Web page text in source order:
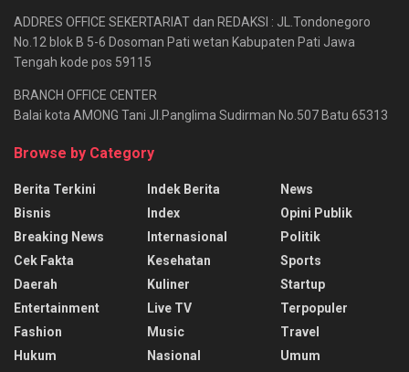
ADDRES OFFICE SEKERTARIAT dan REDAKSI : JL.Tondonegoro
No.12 blok B 5-6 Dosoman Pati wetan Kabupaten Pati Jawa
Tengah kode pos 59115
BRANCH OFFICE CENTER
Balai kota AMONG Tani Jl.Panglima Sudirman No.507 Batu 65313
Browse by Category
Berita Terkini
Bisnis
Breaking News
Cek Fakta
Daerah
Entertainment
Fashion
Hukum
Indek Berita
Index
Internasional
Kesehatan
Kuliner
Live TV
Music
Nasional
News
Opini Publik
Politik
Sports
Startup
Terpopuler
Travel
Umum